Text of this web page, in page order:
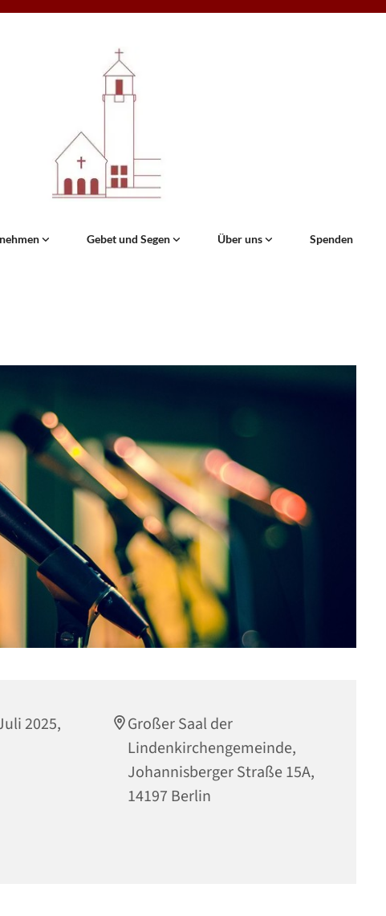
Gebet und Segen Über uns Spenden
2025,
Großer Saal der
Lindenkirchengemeinde,
Johannisberger Straße 15A,
14197 Berlin